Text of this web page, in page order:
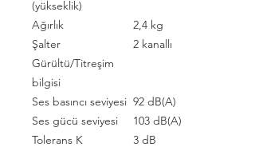
(yükseklik)
Ağırlık
2,4 kg
Şalter
2 kanallı
Gürültü/Titreşim
bilgisi
Ses basıncı seviyesi 92 dB(A)
Ses gücü seviyesi
103 dB(A)
Tolerans K
3 dB